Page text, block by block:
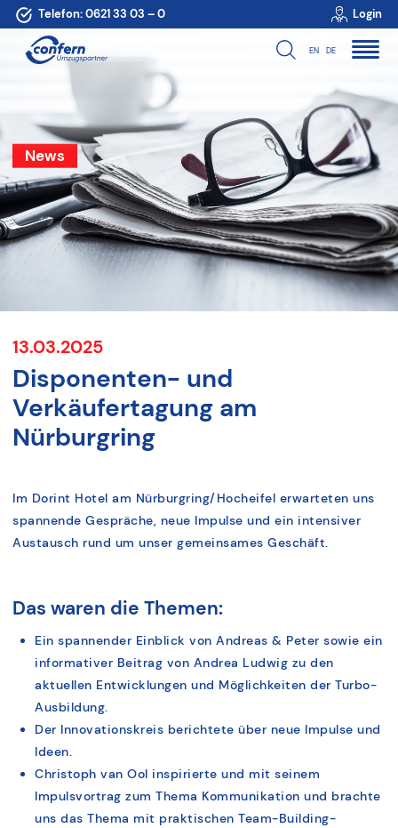
Telefon:0621 33 03 – 0 Login
EN DE
News
13.03.2025
Disponenten- und
Verkäufertagung am
Nürburgring
Im Dorint Hotel am Nürburgring/Hocheifel erwarteten uns
spannende Gespräche, neue Impulse und ein intensiver
Austausch rund um unser gemeinsames Geschäft.
Das waren die Themen:
Ein spannender Einblick von Andreas & Peter sowie ein
informativer Beitrag von Andrea Ludwig zu den
aktuellen Entwicklungen und Möglichkeiten der Turbo-
Ausbildung.
Der Innovationskreis berichtete über neue Impulse und
Ideen.
Christoph van Ool inspirierte und mit seinem
Impulsvortrag zum Thema Kommunikation und brachte
uns das Thema mit praktischen Team-Building-